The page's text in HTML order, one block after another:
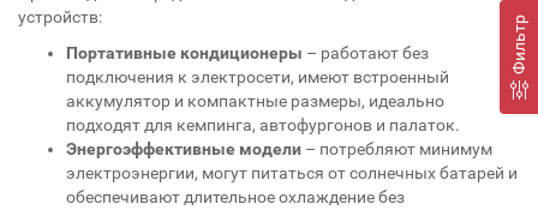
Фильтр
устройств:
Портативные кондиционеры – работают без
подключения к электросети, имеют встроенный
аккумулятор и компактные размеры, идеально
подходят для кемпинга, автофургонов и палаток.
Энергоэффективные модели – потребляют минимум
электроэнергии, могут питаться от солнечных батарей и
обеспечивают длительное охлаждение без